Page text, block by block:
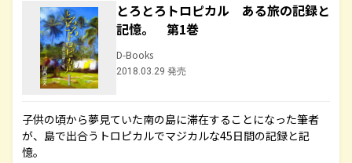
とろとろトロピカル ある旅の記録と
記憶。 第1巻
D-Books
2018.03.29 発売
子供の頃から夢見ていた南の島に滞在することになった筆者
が、島で出合うトロピカルでマジカルな45日間の記録と記
憶。